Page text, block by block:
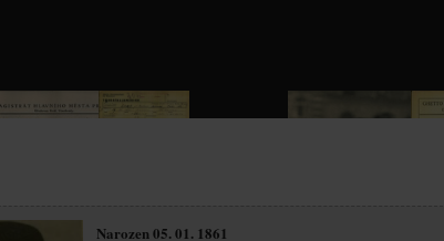
Narozen 05. 01. 1861